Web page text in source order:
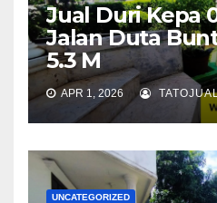
Jual Duri Kepa
Jalan Duta
5.3 M
APR 1, 2026
UNCATEGORIZED